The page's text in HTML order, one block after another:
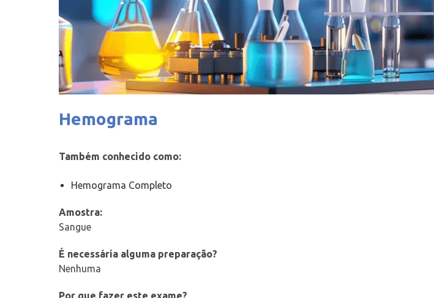
Hemograma
Também conhecido como:
Hemograma Completo
Amostra:
Sangue
É necessária alguma preparação?
Nenhuma
Por que fazer este exame?